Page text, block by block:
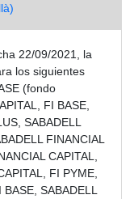
22/09/2021, la
los siguientes
(fondo
FI BASE,
SABADELL
FINANCIAL
CAPITAL,
FI PYME,
SABADELL